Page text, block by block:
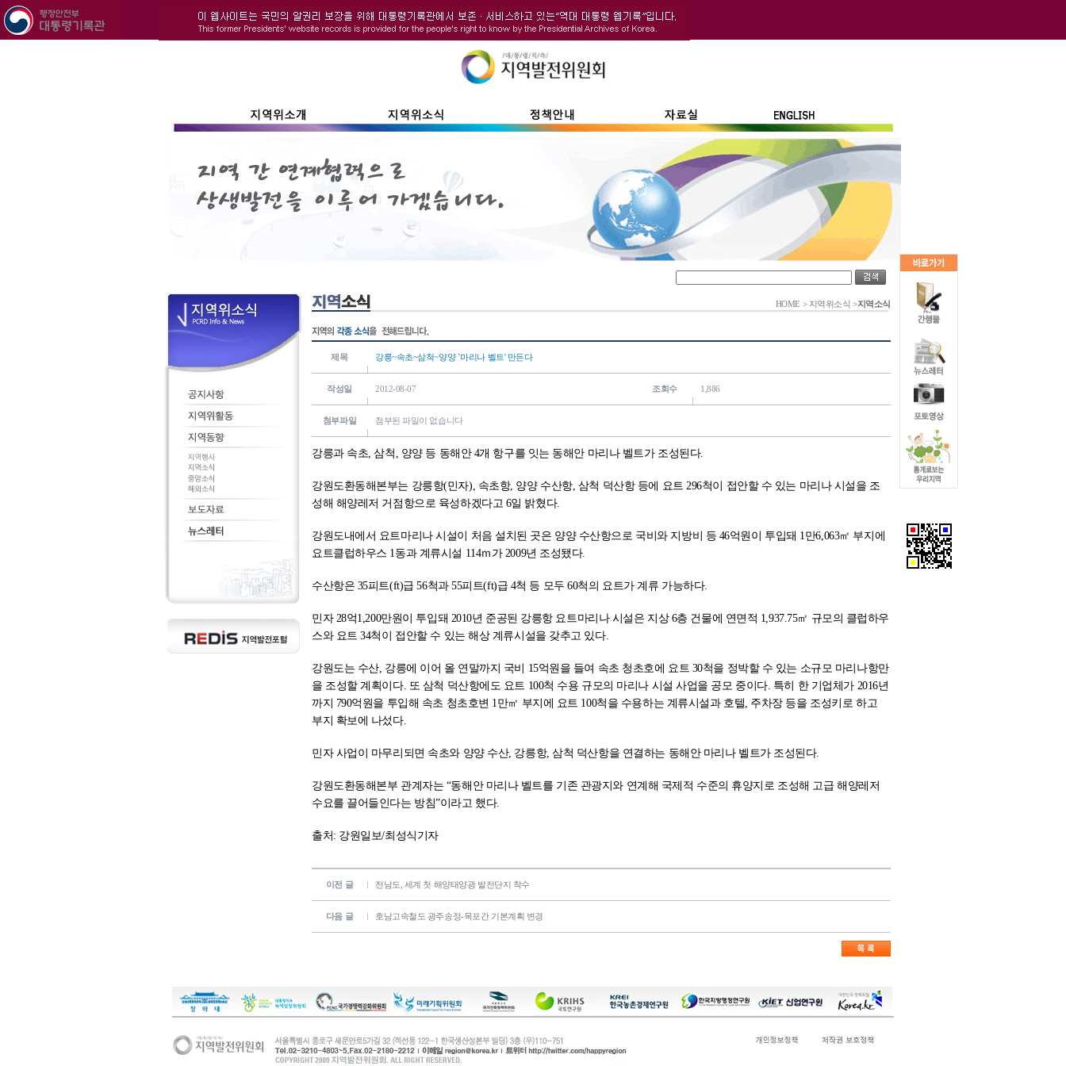
HOME > 지역위소식 >지역소식
제목 강릉~속초~삼척~양양 `마리나 벨트' 만든다
작성일 2012-08-07 조회수 1,886
첨부파일 첨부된 파일이 없습니다
이전 글 전남도, 세계 첫 해양태양광 발전단지 착수
다음 글 호남고속철도 광주송정-목포간 기본계획 변경
강릉과 속초, 삼척, 양양 등 동해안 4개 항구를 잇는 동해안 마리나 벨트가 조성된다.
강원도환동해본부는 강릉항(민자), 속초항, 양양 수산항, 삼척 덕산항 등에 요트 296척이 접안할 수 있는 마리나 시설을 조
성해 해양레저 거점항으로 육성하겠다고 6일 밝혔다.
강원도내에서 요트마리나 시설이 처음 설치된 곳은 양양 수산항으로 국비와 지방비 등 46억원이 투입돼 1만6,063㎡ 부지에
요트클럽하우스 1동과 계류시설 114ｍ가 2009년 조성됐다.
수산항은 35피트(ft)급 56척과 55피트(ft)급 4척 등 모두 60척의 요트가 계류 가능하다.
민자 28억1,200만원이 투입돼 2010년 준공된 강릉항 요트마리나 시설은 지상 6층 건물에 연면적 1,937.75㎡ 규모의 클럽하우
스와 요트 34척이 접안할 수 있는 해상 계류시설을 갖추고 있다.
강원도는 수산, 강릉에 이어 올 연말까지 국비 15억원을 들여 속초 청초호에 요트 30척을 정박할 수 있는 소규모 마리나항만
을 조성할 계획이다. 또 삼척 덕산항에도 요트 100척 수용 규모의 마리나 시설 사업을 공모 중이다. 특히 한 기업체가 2016년
까지 790억원을 투입해 속초 청초호변 1만㎡ 부지에 요트 100척을 수용하는 계류시설과 호텔, 주차장 등을 조성키로 하고
부지 확보에 나섰다.
민자 사업이 마무리되면 속초와 양양 수산, 강릉항, 삼척 덕산항을 연결하는 동해안 마리나 벨트가 조성된다.
강원도환동해본부 관계자는 “동해안 마리나 벨트를 기존 관광지와 연계해 국제적 수준의 휴양지로 조성해 고급 해양레저
수요를 끌어들인다는 방침”이라고 했다.
출처: 강원일보/최성식기자